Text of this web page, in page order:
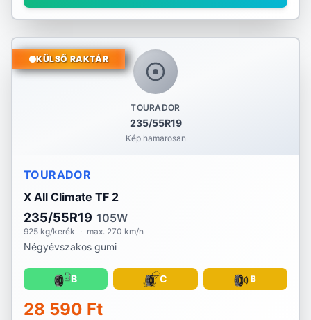
TOURADOR
235/55R19
Kép hamarosan
KÜLSŐ RAKTÁR
TOURADOR
X All Climate TF 2
235/55R19 105W
925 kg/kerék · max. 270 km/h
Négyévszakos gumi
B C B
28 590 Ft